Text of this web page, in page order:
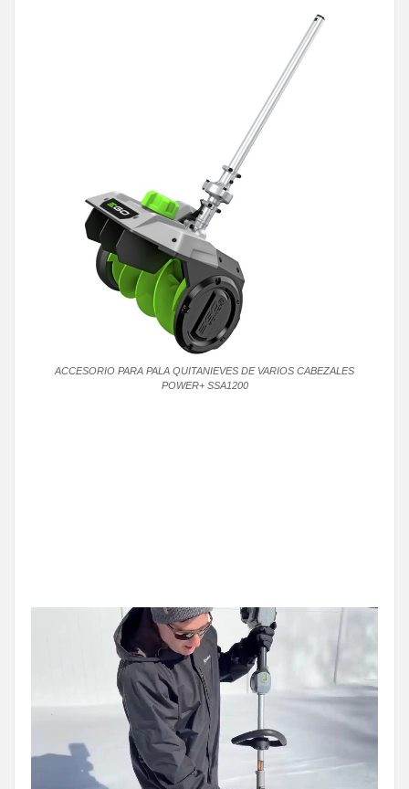
ACCESORIO PARA PALA QUITANIEVES DE VARIOS CABEZALES
POWER+ SSA1200